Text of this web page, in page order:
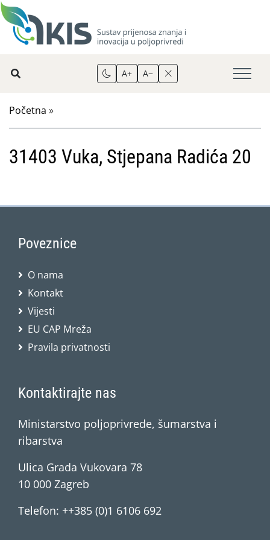
A+ A−
Početna »
31403 Vuka, Stjepana Radića 20
Poveznice
O nama
Kontakt
Vijesti
EU CAP Mreža
Pravila privatnosti
Kontaktirajte nas
Ministarstvo poljoprivrede, šumarstva i
ribarstva
Ulica Grada Vukovara 78
10 000 Zagreb
Telefon: ++385 (0)1 6106 692